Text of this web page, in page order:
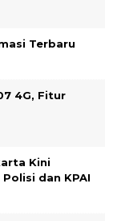
Terbaru
4G, Fitur
Kini
dan KPAI